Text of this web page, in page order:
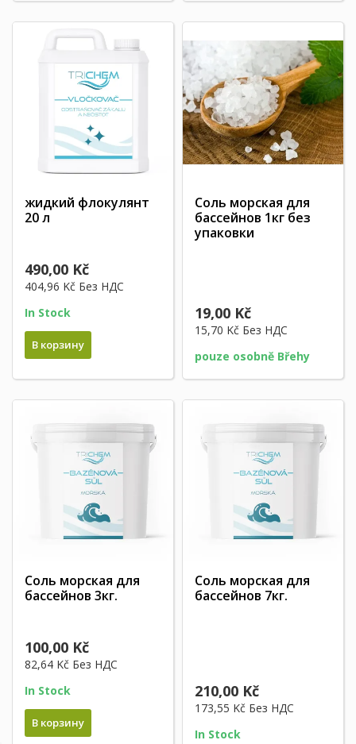
жидкий флокулянт
20 л
490,00 Kč
404,96 Kč Без НДС
In Stock
В корзину
Соль морская для
бассейнов 1кг без
упаковки
19,00 Kč
15,70 Kč Без НДС
pouze osobně Břehy
Соль морская для
бассейнов 3кг.
100,00 Kč
82,64 Kč Без НДС
In Stock
В корзину
Соль морская для
бассейнов 7кг.
210,00 Kč
173,55 Kč Без НДС
In Stock